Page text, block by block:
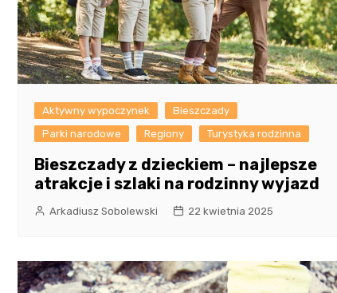
Aktywny wypoczynek
Bieszczady
Parki narodowe
Regiony Turystyka rodzinna
Bieszczady z dzieckiem – najlepsze
atrakcje i szlaki na rodzinny wyjazd
Arkadiusz Sobolewski 22 kwietnia 2025